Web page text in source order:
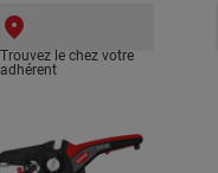
Trouvez le chez votre
adhérent